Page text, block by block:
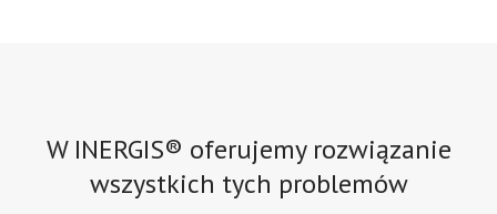
W INERGIS® oferujemy rozwiązanie
wszystkich tych problemów